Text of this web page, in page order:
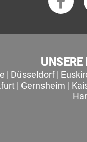
| Düsseldorf|
| Gernsheim |